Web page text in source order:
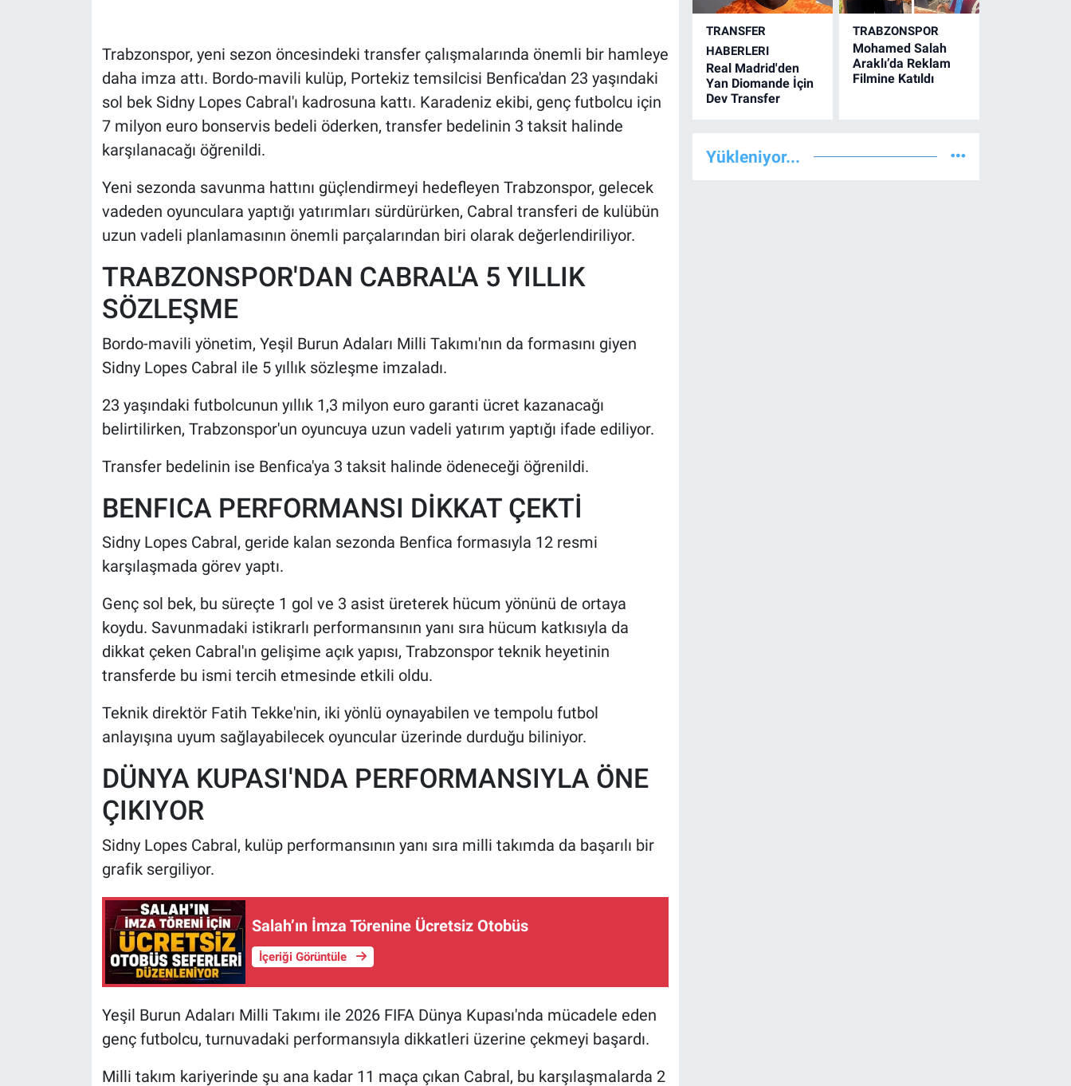
Trabzonspor, yeni sezon öncesindeki transfer çalışmalarında önemli bir hamleye
daha imza attı. Bordo-mavili kulüp, Portekiz temsilcisi Benfica'dan 23 yaşındaki
sol bek Sidny Lopes Cabral'ı kadrosuna kattı. Karadeniz ekibi, genç futbolcu için
7 milyon euro bonservis bedeli öderken, transfer bedelinin 3 taksit halinde
karşılanacağı öğrenildi.
Yeni sezonda savunma hattını güçlendirmeyi hedefleyen Trabzonspor, gelecek
vadeden oyunculara yaptığı yatırımları sürdürürken, Cabral transferi de kulübün
uzun vadeli planlamasının önemli parçalarından biri olarak değerlendiriliyor.
TRABZONSPOR'DAN CABRAL'A 5 YILLIK
SÖZLEŞME
Bordo-mavili yönetim, Yeşil Burun Adaları Milli Takımı'nın da formasını giyen
Sidny Lopes Cabral ile 5 yıllık sözleşme imzaladı.
23 yaşındaki futbolcunun yıllık 1,3 milyon euro garanti ücret kazanacağı
belirtilirken, Trabzonspor'un oyuncuya uzun vadeli yatırım yaptığı ifade ediliyor.
Transfer bedelinin ise Benfica'ya 3 taksit halinde ödeneceği öğrenildi.
BENFICA PERFORMANSI DİKKAT ÇEKTİ
Sidny Lopes Cabral, geride kalan sezonda Benfica formasıyla 12 resmi
karşılaşmada görev yaptı.
Genç sol bek, bu süreçte 1 gol ve 3 asist üreterek hücum yönünü de ortaya
koydu. Savunmadaki istikrarlı performansının yanı sıra hücum katkısıyla da
dikkat çeken Cabral'ın gelişime açık yapısı, Trabzonspor teknik heyetinin
transferde bu ismi tercih etmesinde etkili oldu.
Teknik direktör Fatih Tekke'nin, iki yönlü oynayabilen ve tempolu futbol
anlayışına uyum sağlayabilecek oyuncular üzerinde durduğu biliniyor.
DÜNYA KUPASI'NDA PERFORMANSIYLA ÖNE
ÇIKIYOR
Sidny Lopes Cabral, kulüp performansının yanı sıra milli takımda da başarılı bir
grafik sergiliyor.
Salah’ın İmza Törenine Ücretsiz Otobüs
İçeriği Görüntüle
Yeşil Burun Adaları Milli Takımı ile 2026 FIFA Dünya Kupası'nda mücadele eden
genç futbolcu, turnuvadaki performansıyla dikkatleri üzerine çekmeyi başardı.
Milli takım kariyerinde şu ana kadar 11 maça çıkan Cabral, bu karşılaşmalarda 2
TRANSFER
HABERLERI
Real Madrid'den
Yan Diomande İçin
Dev Transfer
TRABZONSPOR
Mohamed Salah
Araklı’da Reklam
Filmine Katıldı
Yükleniyor...
MAGAZİN
Bilim, Teknoloji